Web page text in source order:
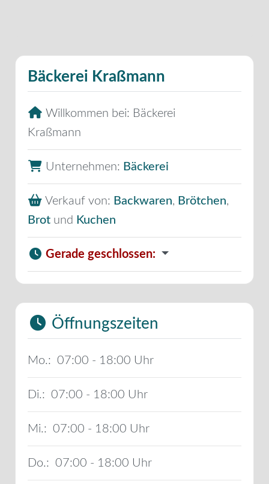
Bäckerei Kraßmann
Willkommen bei: Bäckerei
Kraßmann
Unternehmen: Bäckerei
Verkauf von: Backwaren, Brötchen,
Brot und Kuchen
Gerade geschlossen:
Öffnungszeiten
Mo.: 07:00 - 18:00
Di.: 07:00 - 18:00
Mi.: 07:00 - 18:00
Do.: 07:00 - 18:00